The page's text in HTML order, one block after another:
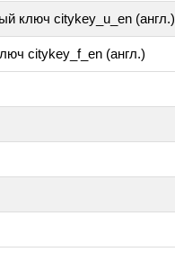
ключ citykey_u_en (англ.)
citykey_f_en (англ.)